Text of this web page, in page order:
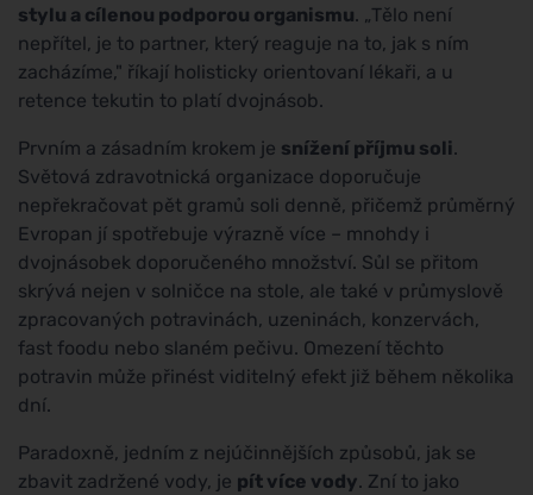
stylu a cílenou podporou organismu. „Tělo není
nepřítel, je to partner, který reaguje na to, jak s ním
zacházíme," říkají holisticky orientovaní lékaři, a u
retence tekutin to platí dvojnásob.
Prvním a zásadním krokem je snížení příjmu soli.
Světová zdravotnická organizace doporučuje
nepřekračovat pět gramů soli denně, přičemž průměrný
Evropan jí spotřebuje výrazně více – mnohdy i
dvojnásobek doporučeného množství. Sůl se přitom
skrývá nejen v solničce na stole, ale také v průmyslově
zpracovaných potravinách, uzeninách, konzervách,
fast foodu nebo slaném pečivu. Omezení těchto
potravin může přinést viditelný efekt již během několika
dní.
Paradoxně, jedním z nejúčinnějších způsobů, jak se
zbavit zadržené vody, je pít více vody. Zní to jako